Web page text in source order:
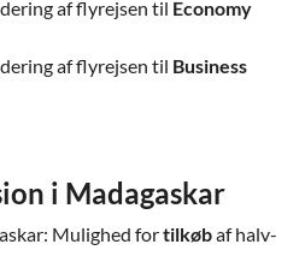
af flyrejsen til Economy
af flyrejsen til Business
i Madagaskar
Mulighed fortilkøbaf halv-